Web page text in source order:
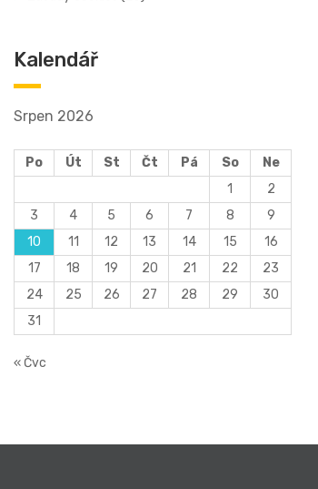
Kalendář
Srpen 2026
Po Út St Čt Pá So
Ne
1
2
3
4 5 6 7 8
9
10
11 12 13 14 15
16
17
18 19 20 21 22
23
24
25 26 27 28 29
30
31
« Čvc